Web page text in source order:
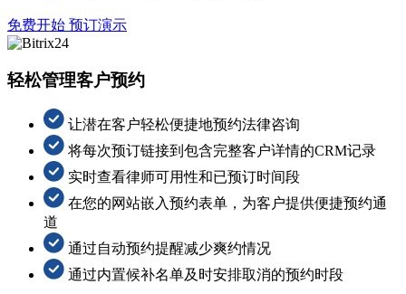
免费开始 预订演示
轻松管理客户预约
让潜在客户轻松便捷地预约法律咨询
将每次预订链接到包含完整客户详情的CRM记录
实时查看律师可用性和已预订时间段
在您的网站嵌入预约表单，为客户提供便捷预约通
道
通过自动预约提醒减少爽约情况
通过内置候补名单及时安排取消的预约时段